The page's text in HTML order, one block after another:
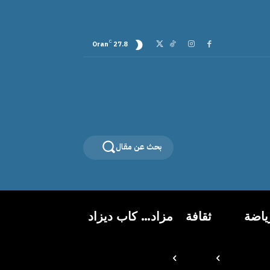
27.8
C
Oran
بحث عن مقال
ثقافة مزاد… كاب ديزاد